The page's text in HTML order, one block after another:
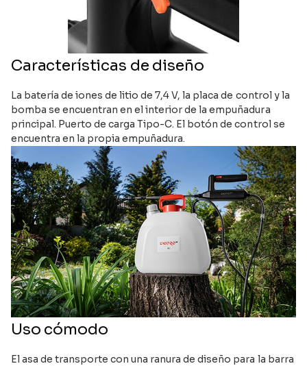
Características de diseño
La batería de iones de litio de 7,4 V, la placa de control y la
bomba se encuentran en el interior de la empuñadura
principal. Puerto de carga Tipo-C. El botón de control se
encuentra en la propia empuñadura.
Uso cómodo
El asa de transporte con una ranura de diseño para la barra